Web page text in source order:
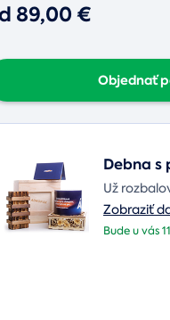
89,00 €
Objednať
Debna s
Už
Zobraziť
Bude u vás